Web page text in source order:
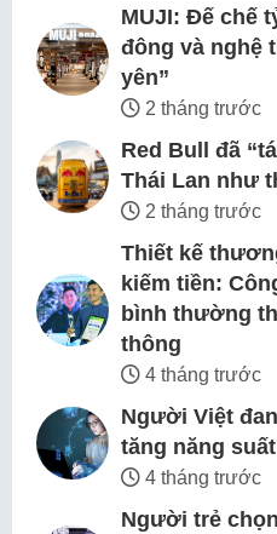
MUJI: Đế chế
đông và nghệ
yên”
2 tháng trước
Red Bull đã
Thái Lan như
2 tháng trước
Thiết kế
kiếm tiền:
bình thường
thông
4 tháng trước
Người Việt
tăng năng
4 tháng trước
Người trẻ